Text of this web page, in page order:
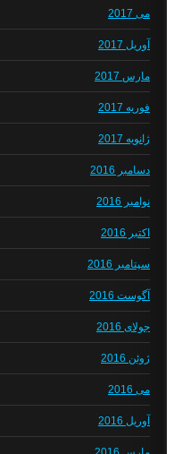
می 2017
آوریل 2017
مارس 2017
فوریه 2017
ژانویه 2017
دسامبر 2016
نوامبر 2016
اکتبر 2016
سپتامبر 2016
آگوست 2016
جولای 2016
ژوئن 2016
می 2016
آوریل 2016